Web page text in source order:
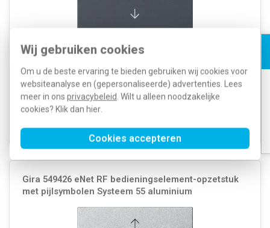
Wij gebruiken cookies
Om u de beste ervaring te bieden gebruiken wij cookies voor
websiteanalyse en (gepersonaliseerde) advertenties. Lees
meer in ons privacybeleid. Wilt u alleen noodzakelijke
cookies? Klik dan hier.
Cookies accepteren
Gira 549428 draadloze bedieningsknop met pijlsymbolen voor eNet,
Systeem 55, antraciet mat.Meer informatie »
159,36
111,55
Artikelnummer:545990
SKU:549428
EAN:
4010337104636
Verwachte levertijd: 1-2 weken
Gira 549426 eNet RF bedieningselement-opzetstuk
met pijlsymbolen Systeem 55 aluminium